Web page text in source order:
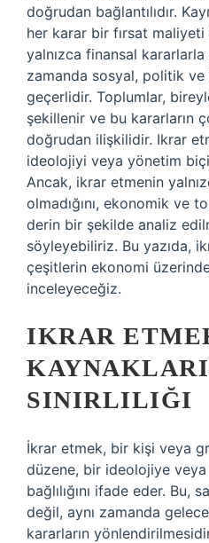
doğrudan bağlantılıdır.
her karar bir fırsat maliyeti
yalnızca finansal kararlarla
zamanda sosyal, politik
geçerlidir. Toplumlar,
şekillenir ve bu kararların
doğrudan ilişkilidir. Ikrar
ideolojiyi veya yönetim
Ancak, ikrar etmenin
olmadığını, ekonomik ve
derin bir şekilde analiz
söyleyebiliriz. Bu yazıda,
çeşitlerin ekonomi
inceleyeceğiz.
IKRAR
SINIRLILIĞI
İkrar etmek, bir kişi veya
düzene, bir ideolojiye
bağlılığını ifade eder. Bu,
değil, aynı zamanda
kararların